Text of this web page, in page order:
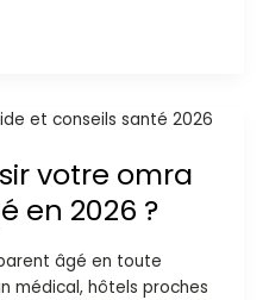
votre omra
en 2026 ?
âgé en toute
médical, hôtels proches